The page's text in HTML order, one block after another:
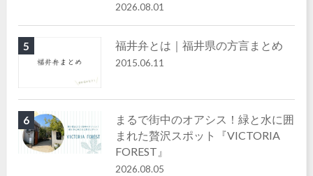
2026.08.01
5 福井弁とは｜福井県の方言まとめ
2015.06.11
6
まるで街中のオアシス！緑と水に囲
まれた贅沢スポット『VICTORIA
FOREST』
2026.08.05